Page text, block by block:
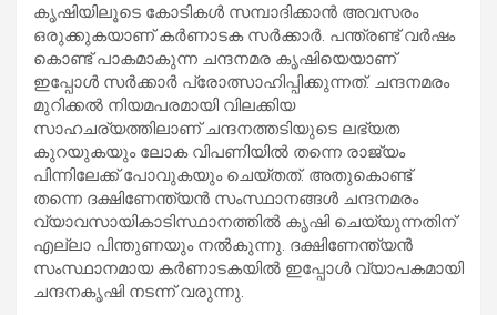
കൃഷിയിലൂടെ കോടികൾ സമ്പാദിക്കാൻ അവസരം
ഒരുക്കുകയാണ് കർണാടക സർക്കാർ. പന്ത്രണ്ട് വർഷം
കൊണ്ട് പാകമാകുന്ന ചന്ദനമര കൃഷിയെയാണ്
ഇപ്പോൾ സർക്കാർ പ്രോത്സാഹിപ്പിക്കുന്നത്. ചന്ദനമരം
മുറിക്കൽ നിയമപരമായി വിലക്കിയ
സാഹചര്യത്തിലാണ് ചന്ദനത്തടിയുടെ ലഭ്യത
കുറയുകയും ലോക വിപണിയിൽ തന്നെ രാജ്യം
പിന്നിലേക്ക് പോവുകയും ചെയ്തത്. അതുകൊണ്ട്
തന്നെ ദക്ഷിണേന്ത്യൻ സംസ്ഥാനങ്ങൾ ചന്ദനമരം
വ്യാവസായികാടിസ്ഥാനത്തിൽ കൃഷി ചെയ്യുന്നതിന്
എല്ലാ പിന്തുണയും നൽകുന്നു. ദക്ഷിണേന്ത്യൻ
സംസ്ഥാനമായ കർണാടകയിൽ ഇപ്പോൾ വ്യാപകമായി
ചന്ദനകൃഷി നടന്ന് വരുന്നു.